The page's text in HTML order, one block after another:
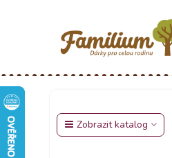
Zobrazit katalog